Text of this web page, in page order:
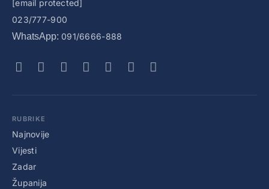
[email protected]
023/777-900
WhatsApp: 091/6666-888
RUBRIKE
Najnovije
Vijesti
Zadar
Županija